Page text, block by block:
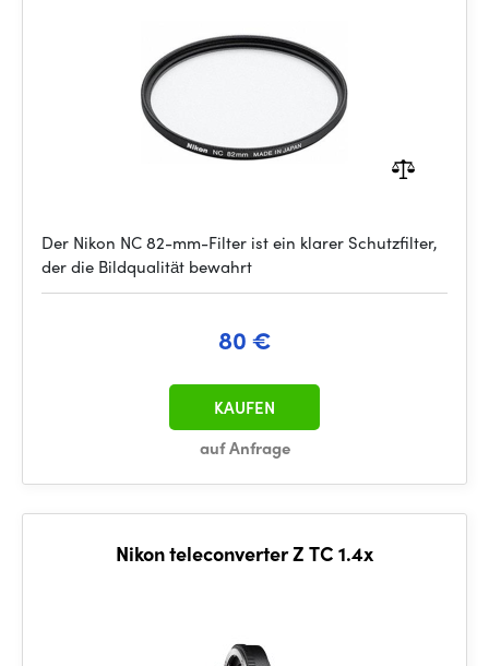
Der Nikon NC 82-mm-Filter ist ein klarer Schutzfilter,
der die Bildqualität bewahrt
80 €
auf Anfrage
KAUFEN
Nikon teleconverter Z TC 1.4x